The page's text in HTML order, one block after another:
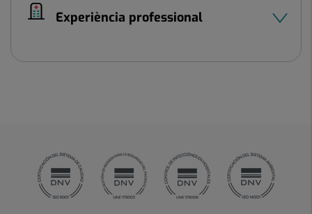
Experiència professional